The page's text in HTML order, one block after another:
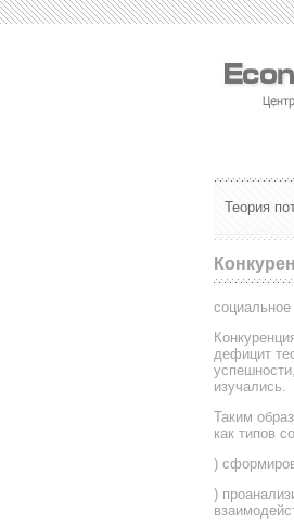
Теория
социальное
дефицит
изучались.
Таким
как типов
)
)